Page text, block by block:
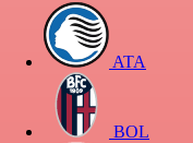
ATA
BOL